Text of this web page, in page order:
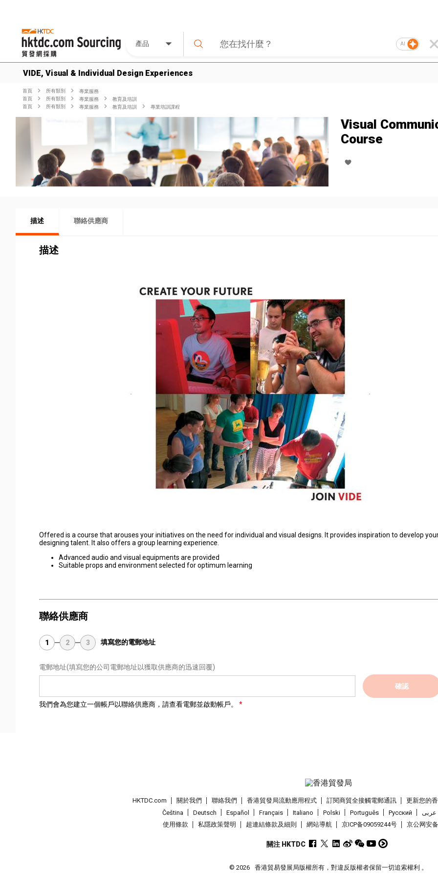
產品 AI
VIDE, Visual & Individual Design Experiences
首頁 所有類別
專業服務
首頁
所有類別 專業服務
教育及培訓
首頁
所有類別 專業服務 教育及培訓 專業培訓課程
Visual
Course
描述 聯絡供應商
描述
Offered is a course that arouses your initiatives on the need for individual and visual designs. It provides inspiration to develop
designing talent. It also offers a group learning experience.
Advanced audio and visual equipments are provided
Suitable props and environment selected for optimum learning
聯絡供應商
1 2 3 填寫您的電郵地址
電郵地址(填寫您的公司電郵地址以獲取供應商的迅速回覆)
確認
我們會為您建立一個帳戶以聯絡供應商，請查看電郵並啟動帳戶。
HKTDC.com 關於我們 聯絡我們 香港貿發局流動應用程式 訂閱商貿全接觸電郵通訊 更新您的
Čeština
Deutsch Español Français Italiano Polski Português Pусский عربى
使用條款
私隱政策聲明 超連結條款及細則 網站導航 京ICP备09059244号 京公网安
關注 HKTDC
© 2026 香港貿易發展局版權所有，對違反版權者保留一切追索權利 。